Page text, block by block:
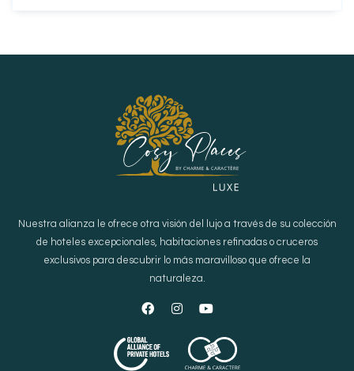
Nuestra alianza le ofrece otra visión del lujo a través de su colección
de hoteles excepcionales, habitaciones refinadas o cruceros
exclusivos para descubrir lo más maravilloso que ofrece la
naturaleza.